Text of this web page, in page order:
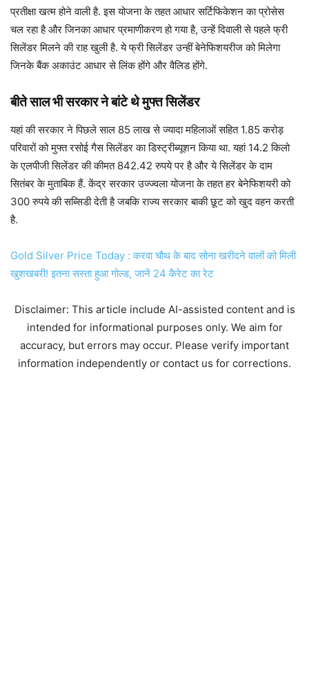
प्रतीक्षा खत्म होने वाली है. इस योजना के तहत आधार सर्टिफिकेशन का प्रोसेस
चल रहा है और जिनका आधार प्रमाणीकरण हो गया है, उन्हें दिवाली से पहले फ्री
सिलेंडर मिलने की राह खुली है. ये फ्री सिलेंडर उन्हीं बेनेफिशयरीज को मिलेगा
जिनके बैंक अकाउंट आधार से लिंक होंगे और वैलिड होंगे.
बीते साल भी सरकार ने बांटे थे मुफ्त सिलेंडर
यहां की सरकार ने पिछले साल 85 लाख से ज्यादा महिलाओं सहित 1.85 करोड़
परिवारों को मुफ्त रसोई गैस सिलेंडर का डिस्ट्रीब्यूशन किया था. यहां 14.2 किलो
के एलपीजी सिलेंडर की कीमत 842.42 रुपये पर है और ये सिलेंडर के दाम
सितंबर के मुताबिक हैं. केंद्र सरकार उज्ज्वला योजना के तहत हर बेनेफिशयरी को
300 रुपये की सब्सिडी देती है जबकि राज्य सरकार बाकी छूट को खुद वहन करती
है.
Gold Silver Price Today : करवा चौथ के बाद सोना खरीदने वालों को मिली
खुशखबरी! इतना सस्ता हुआ गोल्ड, जानें 24 कैरेट का रेट
Disclaimer: This article include AI-assisted content and is
intended for informational purposes only. We aim for
accuracy, but errors may occur. Please verify important
information independently or contact us for corrections.